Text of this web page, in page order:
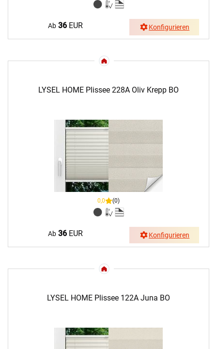
Ab 36 EUR Konfigurieren
LYSEL HOME Plissee 228A Oliv Krepp BO
0,0 (0)
Ab 36 EUR Konfigurieren
LYSEL HOME Plissee 122A Juna BO